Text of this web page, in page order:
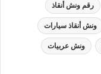
رقم ونش أنقاذ
ونش أنقاذ سيارات
ونش عربيات